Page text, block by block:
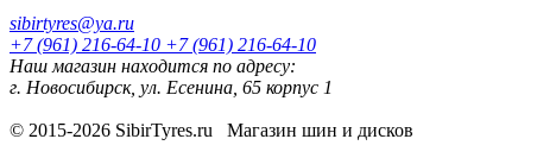
sibirtyres@ya.ru
+7 (961) 216-64-10 +7 (961) 216-64-10
Наш магазин находится по адресу:
г. Новосибирск, ул. Есенина, 65 корпус 1
© 2015-2026 SibirTyres.ru Магазин шин и дисков